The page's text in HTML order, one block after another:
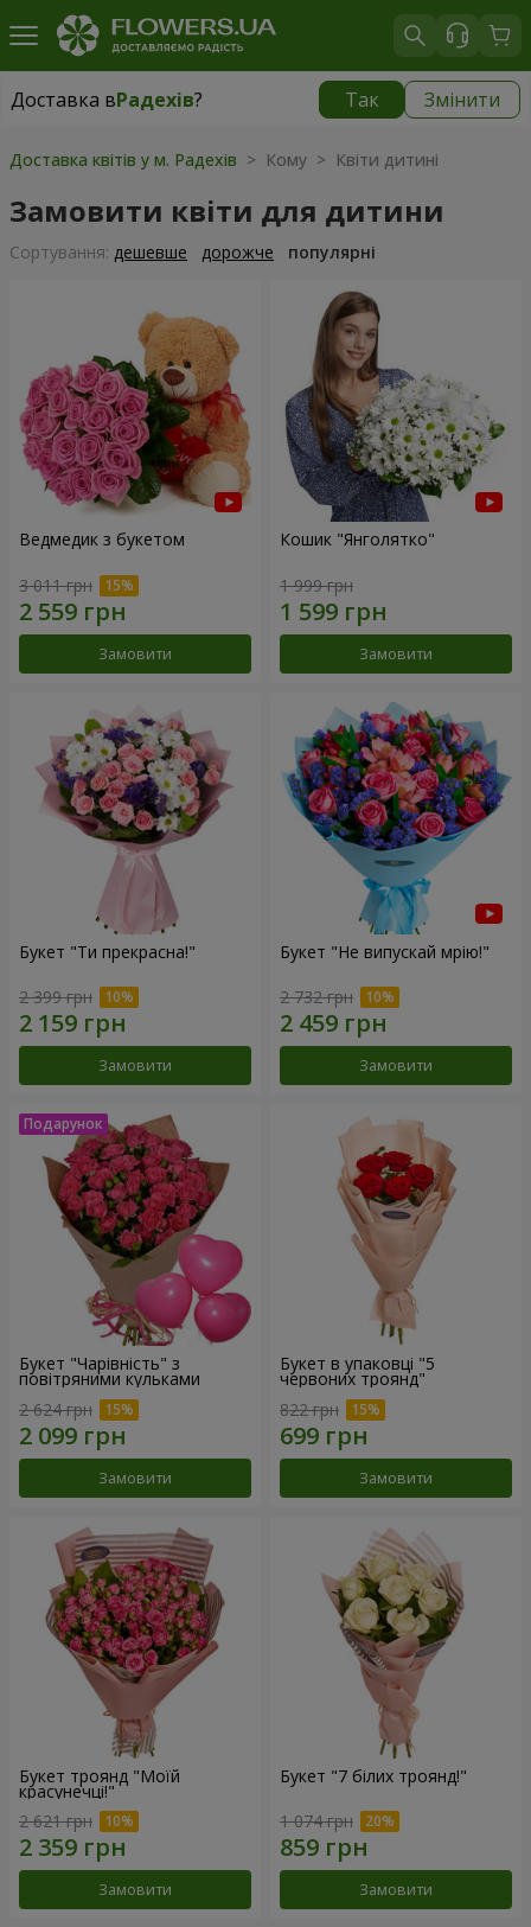
Доставка вРадехів? Так Змінити
Доставка вРадехів|
Доставка квітів у м. Радехів > Кому > Квіти дитині
Замовити квіти для дитини
Сортування: дешевше дорожче популярні
Ведмедик з букетом
3 011 грн
Замовити
Кошик "Янголятко"
1 999 грн
Замовити
Букет "Ти прекрасна!"
2 399 грн
Замовити
Букет "Не випускай мрію!"
2 732 грн
Замовити
Букет "Чарівність" з
повітряними кульками
2 624 грн
Замовити
Букет в упаковці "5
червоних троянд"
822 грн
Замовити
Букет троянд "Моїй
красунечці!"
2 621 грн
Замовити
Букет "7 білих троянд!"
1 074 грн
Замовити